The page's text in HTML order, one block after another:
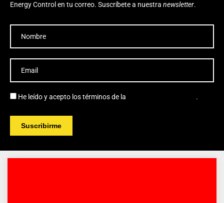
Energy Control en tu correo. Suscríbete a nuestra newsletter.
He leído y acepto los términos de la .